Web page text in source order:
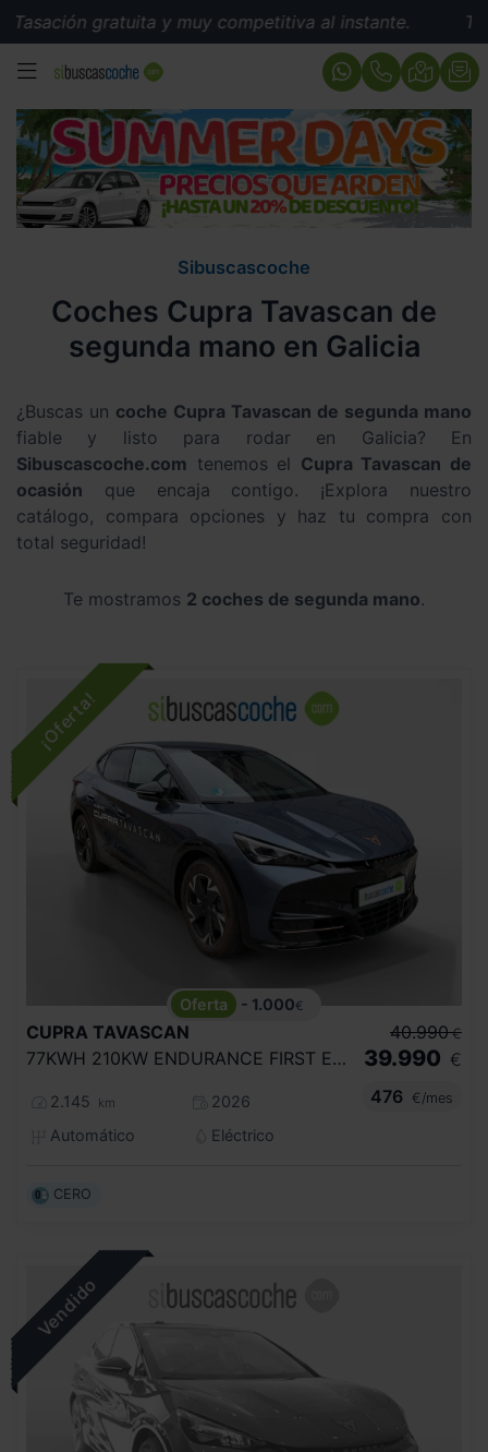
gratuita y muy competitiva al instante.
MENÚ
Sibuscascoche
Coches Cupra Tavascan de
segunda mano en Galicia
¿Buscas un coche Cupra Tavascan de segunda mano
fiable y listo para rodar en Galicia? En
Sibuscascoche.com tenemos el Cupra Tavascan de
ocasión que encaja contigo. ¡Explora nuestro
catálogo, compara opciones y haz tu compra con
total seguridad!
Te mostramos 2 coches de segunda mano.
- 1.000€
CUPRA TAVASCAN
77KWH 210KW ENDURANCE FIRST EDITION
2.145 km
2026
Automático
Eléctrico
40.990 €
39.990 €
476
€/mes
CERO